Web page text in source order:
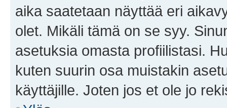
aika saatetaan näyttää eri
olet. Mikäli tämä on se syy.
asetuksia omasta profiilistasi.
kuten suurin osa muistakin
käyttäjille. Joten jos et ole jo